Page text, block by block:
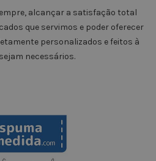
alcançar a satisfação total
que servimos e poder oferecer
personalizados e feitos à
necessários.